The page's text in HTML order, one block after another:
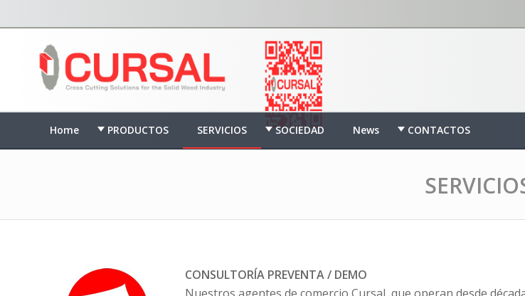
Home PRODUCTOS SERVICIOS SOCIEDAD News CONTACTOS
CONSULTORÍA PREVENTA / DEMO
Nuestros agentes de comercio Cursal, que operan desde